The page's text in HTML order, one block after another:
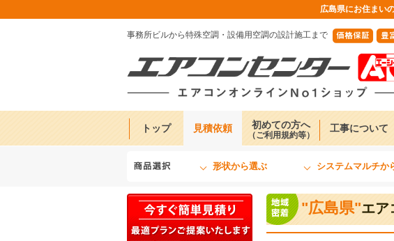
広島県にお住まい
事務所ビルから特殊空調・設備用空調の設計施工まで
トップ 見積依頼 初めての方へ
（ご利用規約等）
工事について
形状から選ぶ システムマルチか
"広島県"エア